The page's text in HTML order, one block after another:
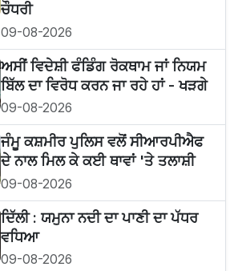
ਚੌਧਰੀ
09-08-2026
ਅਸੀਂ ਵਿਦੇਸ਼ੀ ਫੰਡਿੰਗ ਰੋਕਥਾਮ ਜਾਂ ਨਿਯਮ
ਬਿੱਲ ਦਾ ਵਿਰੋਧ ਕਰਨ ਜਾ ਰਹੇ ਹਾਂ - ਖੜਗੇ
09-08-2026
ਜੰਮੂ ਕਸ਼ਮੀਰ ਪੁਲਿਸ ਵਲੋਂ ਸੀਆਰਪੀਐਫ
ਦੇ ਨਾਲ ਮਿਲ ਕੇ ਕਈ ਥਾਵਾਂ 'ਤੇ ਤਲਾਸ਼ੀ
09-08-2026
ਦਿੱਲੀ : ਯਮੁਨਾ ਨਦੀ ਦਾ ਪਾਣੀ ਦਾ ਪੱਧਰ
ਵਧਿਆ
09-08-2026